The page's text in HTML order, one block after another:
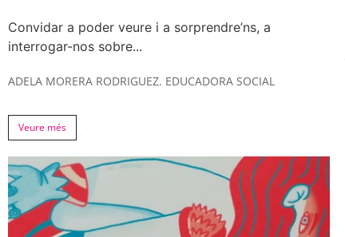
Convidar a poder veure i a sorprendre’ns, a
interrogar-nos sobre...
ADELA MORERA RODRIGUEZ. EDUCADORA SOCIAL
Veure més